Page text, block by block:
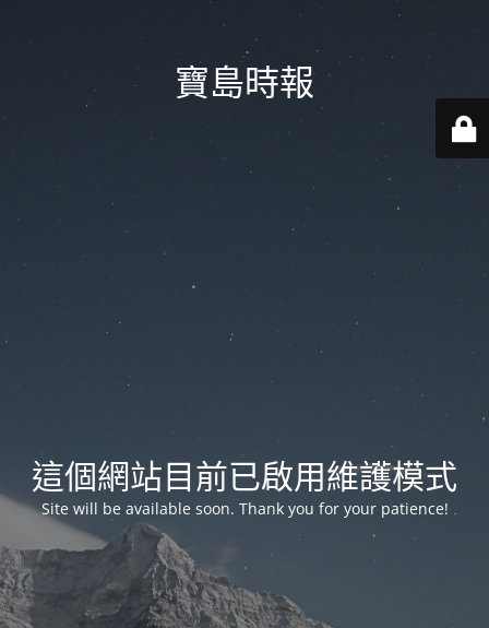
寶島時報
這個網站目前已啟用維護模式
Site will be available soon. Thank you for your patience!